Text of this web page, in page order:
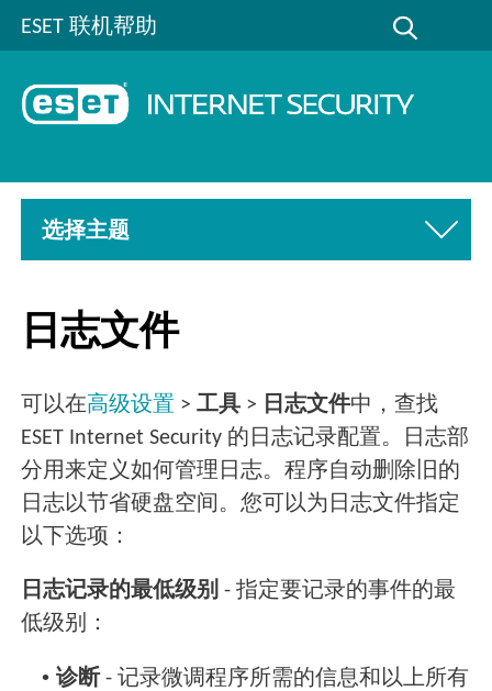
ESET 联机帮助
选择主题
日志文件
可以在高级设置 >工具 > 日志文件中，查找
ESET Internet Security 的日志记录配置。日志部
分用来定义如何管理日志。程序自动删除旧的
日志以节省硬盘空间。您可以为日志文件指定
以下选项：
日志记录的最低级别 - 指定要记录的事件的最
低级别：
• 诊断- 记录微调程序所需的信息和以上所有